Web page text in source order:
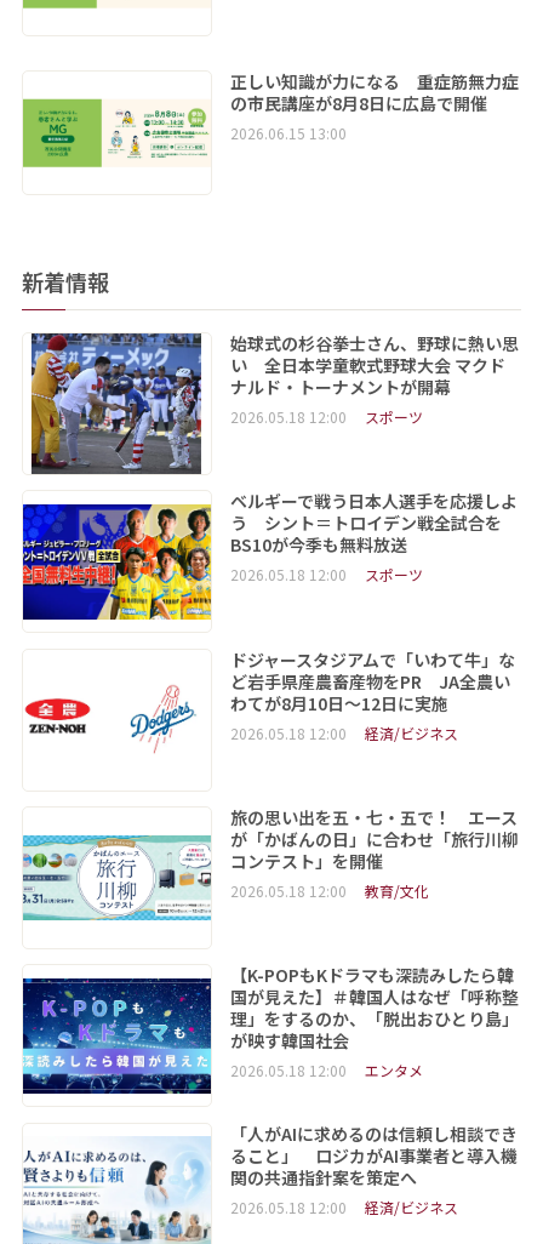
正しい知識が力になる 重症筋無力症
の市民講座が8月8日に広島で開催
2026.06.15 13:00
新着情報
始球式の杉谷拳士さん、野球に熱い思
い 全日本学童軟式野球大会 マクド
ナルド・トーナメントが開幕
2026.05.18 12:00 スポーツ
ベルギーで戦う日本人選手を応援しよ
う シント＝トロイデン戦全試合を
BS10が今季も無料放送
2026.05.18 12:00 スポーツ
ドジャースタジアムで「いわて牛」な
ど岩手県産農畜産物をPR JA全農い
わてが8月10日～12日に実施
2026.05.18 12:00 経済/ビジネス
旅の思い出を五・七・五で！ エース
が「かばんの日」に合わせ「旅行川柳
コンテスト」を開催
2026.05.18 12:00 教育/文化
【K-POPもKドラマも深読みしたら韓
国が見えた】＃韓国人はなぜ「呼称整
理」をするのか、「脱出おひとり島」
が映す韓国社会
2026.05.18 12:00 エンタメ
「人がAIに求めるのは信頼し相談でき
ること」 ロジカがAI事業者と導入機
関の共通指針案を策定へ
2026.05.18 12:00 経済/ビジネス